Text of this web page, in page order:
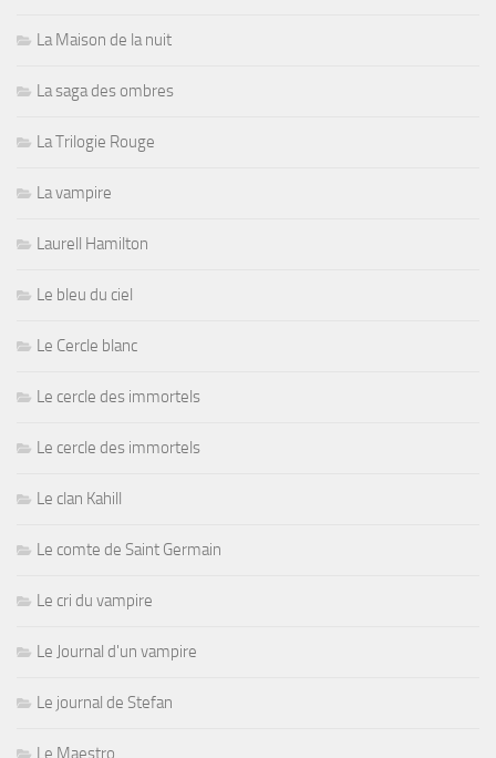
La Maison de la nuit
La saga des ombres
La Trilogie Rouge
La vampire
Laurell Hamilton
Le bleu du ciel
Le Cercle blanc
Le cercle des immortels
Le cercle des immortels
Le clan Kahill
Le comte de Saint Germain
Le cri du vampire
Le Journal d'un vampire
Le journal de Stefan